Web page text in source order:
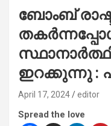
ബോംബ്
ഇറക്കുന്നു :
April 17, 2024 editor
Spread the love